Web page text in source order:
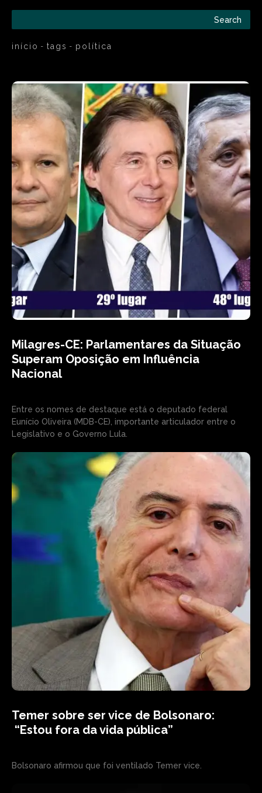
Search
início tags política
Milagres-CE: Parlamentares da Situação
Superam Oposição em Influência
Nacional
Entre os nomes de destaque está o deputado federal
Eunício Oliveira (MDB-CE), importante articulador entre o
Legislativo e o Governo Lula.
Temer sobre ser vice de Bolsonaro:
“Estou fora da vida pública”
Bolsonaro afirmou que foi ventilado Temer vice.